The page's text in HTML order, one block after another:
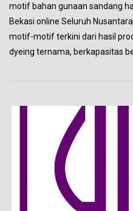
motif bahan gunaan sandang
Bekasi online Seluruh
motif-motif terkini dari hasil
dyeing ternama, berkapasitas